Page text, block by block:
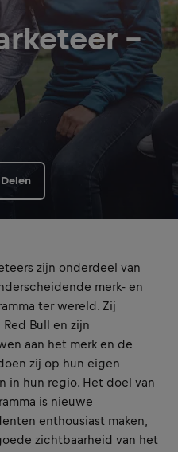
-
Delen
zijn onderdeel van
merk- en
ter wereld. Zij
Bull en zijn
aan het merk en de
zij op hun eigen
in hun regio. Het doel van
is nieuwe
enthousiast maken,
zichtbaarheid van het